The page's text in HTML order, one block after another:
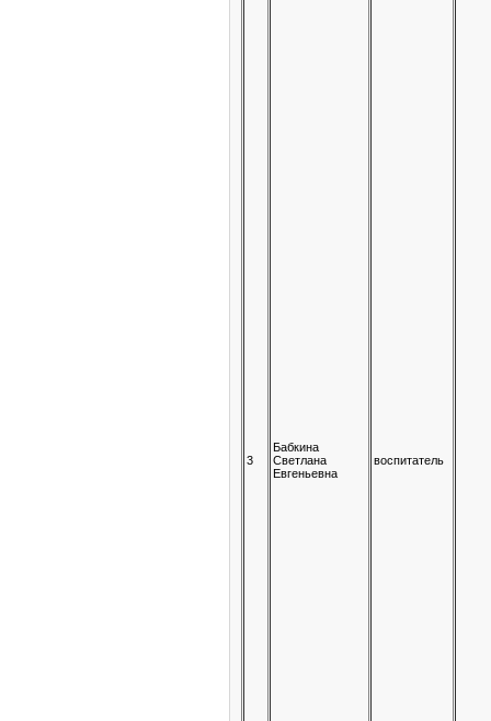
3
Бабкина
Светлана
Евгеньевна
воспитатель